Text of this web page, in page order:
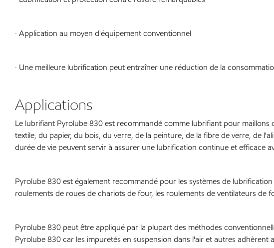
· Application au moyen d'équipement conventionnel
· Une meilleure lubrification peut entraîner une réduction de la
Applications
Le lubrifiant Pyrolube 830 est recommandé comme lubrifiant pour
textile, du papier, du bois, du verre, de la peinture, de la fibre de verre, de
durée de vie peuvent servir à assurer une lubrification continue et efficace
Pyrolube 830 est également recommandé pour les systèmes de
roulements de roues de chariots de four, les roulements de ventilateurs de
Pyrolube 830 peut être appliqué par la plupart des méthodes
Pyrolube 830 car les impuretés en suspension dans l'air et autres